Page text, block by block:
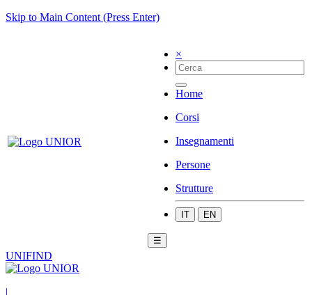
Skip to Main Content (Press Enter)
×
Home
Corsi
Insegnamenti
Persone
Strutture
IT EN
☰
UNIFIND
|